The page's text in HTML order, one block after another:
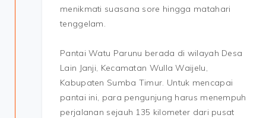
menikmati suasana sore hingga matahari
tenggelam.
Pantai Watu Parunu berada di wilayah Desa
Lain Janji, Kecamatan Wulla Waijelu,
Kabupaten Sumba Timur. Untuk mencapai
pantai ini, para pengunjung harus menempuh
perjalanan sejauh 135 kilometer dari pusat